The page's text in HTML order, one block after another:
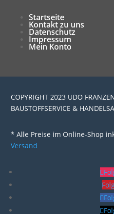
Startseite
Kontakt zu uns
Datenschutz
Impressum
Mein Konto
COPYRIGHT 2023 UDO
BAUSTOFFSERVICE &
* Alle Preise im Online-Shop
Versand